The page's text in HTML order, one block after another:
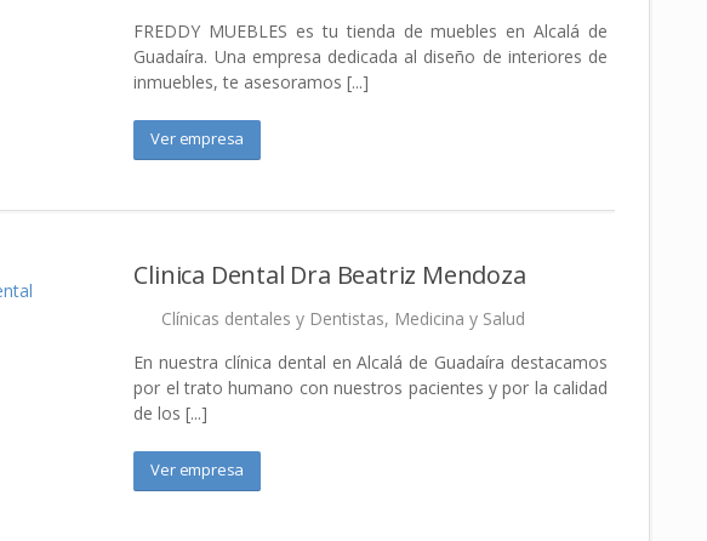
FREDDY MUEBLES es tu tienda de muebles en Alcalá de
Guadaíra. Una empresa dedicada al diseño de interiores de
inmuebles, te asesoramos [...]
Ver empresa
Clinica Dental Dra Beatriz Mendoza
Clínicas dentales y Dentistas, Medicina y Salud
En nuestra clínica dental en Alcalá de Guadaíra destacamos
por el trato humano con nuestros pacientes y por la calidad
de los [...]
Ver empresa